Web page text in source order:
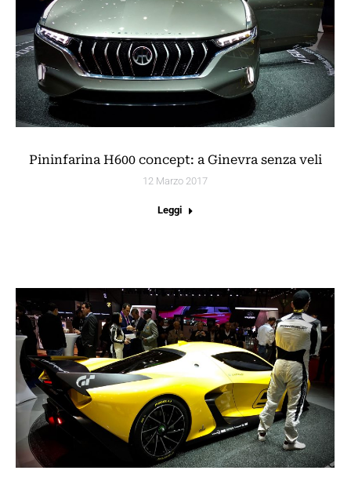
Pininfarina H600 concept: a Ginevra senza veli
12 Marzo 2017
Leggi